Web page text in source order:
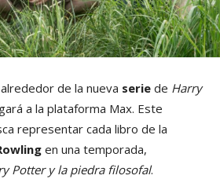
de la nueva serie de Harry
a la plataforma Max. Este
representar cada libro de la
en una temporada,
Potter y la piedra filosofal.